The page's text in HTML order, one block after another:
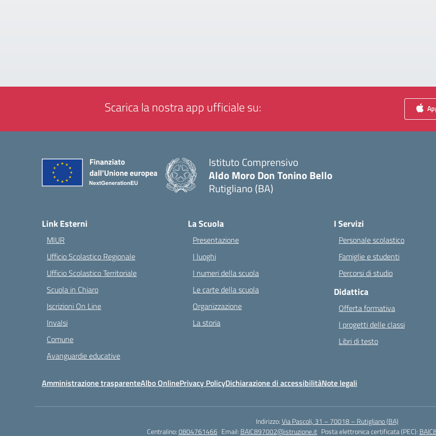
Scarica la nostra app ufficiale su:
Istituto Comprensivo
Aldo Moro Don Tonino Bello
Rutigliano (BA)
Link Esterni
MIUR
Ufficio Scolastico Regionale
Ufficio Scolastico Territoriale
Scuola in Chiaro
Iscrizioni On Line
Invalsi
Comune
Avanguardie educative
La Scuola
Presentazione
I luoghi
I numeri della scuola
Le carte della scuola
Organizzazione
La storia
I Servizi
Personale scolastico
Famiglie e studenti
Percorsi di studio
Didattica
Offerta formativa
I progetti delle classi
Libri di testo
Amministrazione trasparenteAlbo OnlinePrivacy PolicyDichiarazione di accessibilitàNote legali
Indirizzo:Via Pascoli, 31 – 70018 – Rutigliano (BA)
Centralino:0804761466 Email: BAIC897002@istruzione.it Posta elettronica certificata (PEC):